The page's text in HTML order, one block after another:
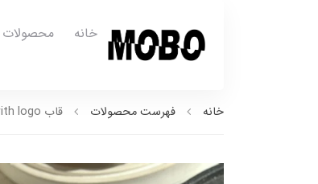
خانه محصولات
خانه فهرست محصولات قاب Net Electroplating with logo (کدC1396)